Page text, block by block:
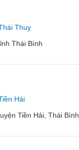
Thuỵ
Thái Bình
Hải
Tiền Hải, Thái Bình